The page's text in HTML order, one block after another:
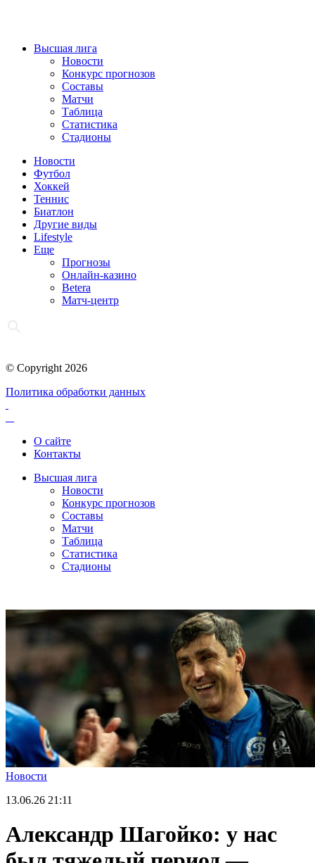
Высшая лига
Новости
Конкурс прогнозов
Составы
Матчи
Таблица
Статистика
Стадионы
Новости
Футбол
Хоккей
Теннис
Биатлон
Другие виды
Lifestyle
Еще
Прогнозы
Онлайн-казино
Betera
Матч-центр
© Copyright 2026
Политика обработки данных
О сайте
Контакты
Высшая лига
Новости
Конкурс прогнозов
Составы
Матчи
Таблица
Статистика
Стадионы
Новости
13.06.26 21:11
Александр Шагойко: у нас